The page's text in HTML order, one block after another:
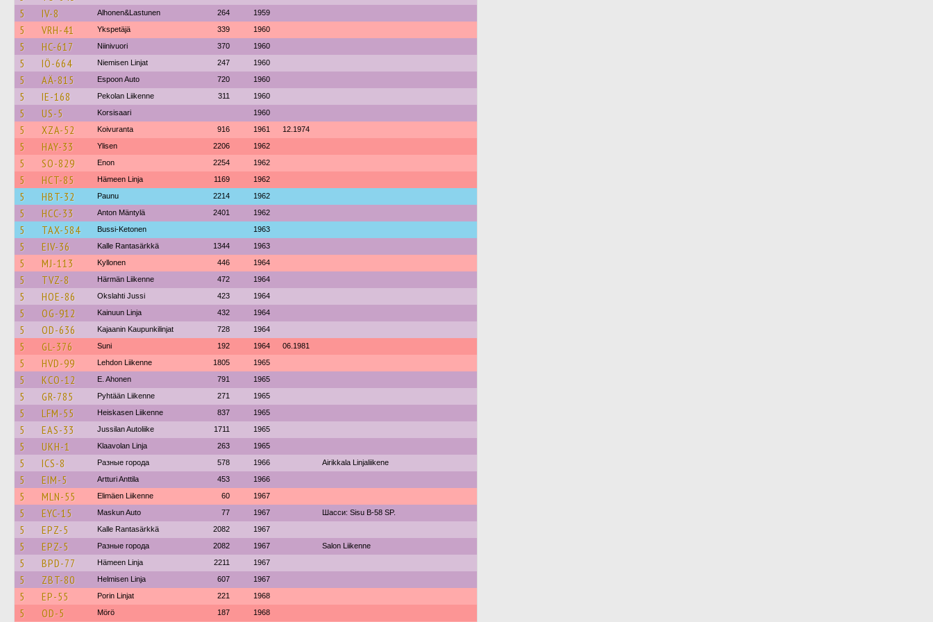
5
IV-8 Alhonen&Lastunen 264 1959
5 VRH-41 Ykspetäjä 339 1960
5 HC-617 Niinivuori 370 1960
5 IÖ-664 Niemisen Linjat 247 1960
5 AÄ-815 Espoon Auto 720 1960
5 IE-168 Pekolan Liikenne 311 1960
5 US-5 Korsisaari 1960
5 XZA-52 Koivuranta 916 1961 12.1974
5 HAY-33 Ylisen 2206 1962
5 SO-829 Enon 2254 1962
5 HCT-85 Hämeen Linja 1169 1962
5 HBT-32 Paunu 2214 1962
5 HCC-33 Anton Mäntylä 2401 1962
5 TAX-584 Bussi-Ketonen 1963
5 EIV-36 Kalle Rantasärkkä 1344 1963
5 MJ-113 Kyllonen 446 1964
5 TVZ-8 Härmän Liikenne 472 1964
5 HOE-86 Okslahti Jussi 423 1964
5 OG-912 Kainuun Linja 432 1964
5 OD-636 Kajaanin Kaupunkilinjat 728 1964
5 GL-376 Suni 192 1964 06.1981
5 HVD-99 Lehdon Liikenne 1805 1965
5 KCO-12 E. Ahonen 791 1965
5 GR-785 Pyhtään Liikenne 271 1965
5 LFM-55 Heiskasen Liikenne 837 1965
5 EAS-33 Jussilan Autoliike 1711 1965
5 UKH-1 Klaavolan Linja 263 1965
5 ICS-8 Разные города 578 1966 Airikkala Linjaliikene
5 EIM-5 Artturi Anttila 453 1966
5 MLN-55 Elimäen Liikenne 60 1967
5 EYC-15 Maskun Auto 77 1967 Шасси: Sisu B-58 SP.
5 EPZ-5 Kalle Rantasärkkä 2082 1967
5 EPZ-5 Разные города 2082 1967 Salon Liikenne
5 BPD-77 Hämeen Linja 2211 1967
5 ZBT-80 Helmisen Linja 607 1967
5 EP-55 Porin Linjat 221 1968
5 OD-5 Mörö 187 1968